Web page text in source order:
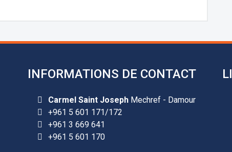
INFORMATIONS DE CONTACT
Carmel Saint JosephMechref - Damour
+961 5 601 171/172
+961 3 669 641
+961 5 601 170